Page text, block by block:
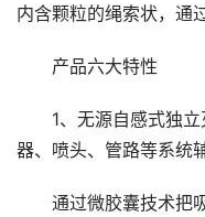
内含颗粒的绳索状，通
产品六大特性
1、无源自感式独立
器、喷头、管路等系统
通过微胶囊技术把吸